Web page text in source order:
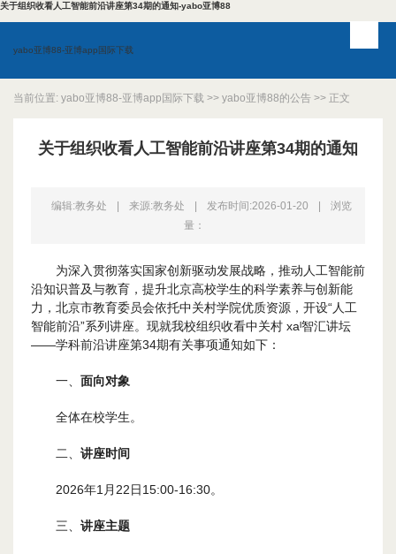
关于组织收看人工智能前沿讲座第34期的通知-yabo亚博88
yabo亚博88-亚博app国际下载
当前位置: yabo亚博88-亚博app国际下载 >> yabo亚博88的公告 >> 正文
关于组织收看人工智能前沿讲座第34期的通知
编辑:教务处 来源:教务处 发布时间:2026-01-20
浏览
量：
为深入贯彻落实国家创新驱动发展战略，推动人工智能前
沿知识普及与教育，提升北京高校学生的科学素养与创新能
力，北京市教育委员会依托中关村学院优质资源，开设“人工
智能前沿”系列讲座。现就我校组织收看中关村 xaᴵ智汇讲坛
——学科前沿讲座第34期有关事项通知如下：
一、 面向对象
全体在校学生。
二、 讲座时间
2026年1月22日15:00-16:30。
三、 讲座主题